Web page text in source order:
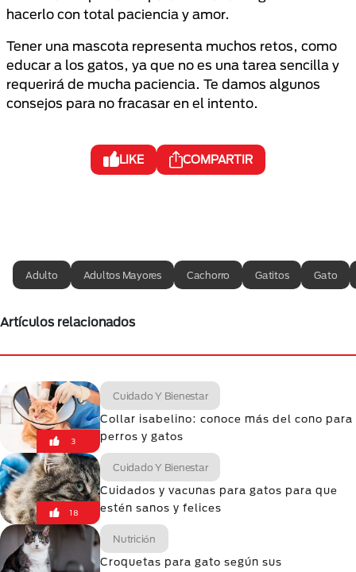
hacerlo con total paciencia y amor.
Tener una mascota representa muchos retos, como
educar a los gatos, ya que no es una tarea sencilla y
requerirá de mucha paciencia. Te damos algunos
consejos para no fracasar en el intento.
LIKE COMPARTIR
Adulto Adultos Mayores Cachorro Gatitos Gato
Artículos relacionados
3
Cuidado Y Bienestar
Collar isabelino: conoce más del cono para
perros y gatos
18
Cuidado Y Bienestar
Cuidados y vacunas para gatos para que
estén sanos y felices
Nutrición
Croquetas para gato según sus